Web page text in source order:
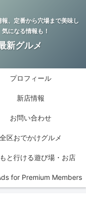
、定番から穴場まで美味し
になる情報も！
新グルメ
プロフィール
新店情報
お問い合わせ
全区おでかけグルメ
と行ける遊び場・お店
for Premium Members